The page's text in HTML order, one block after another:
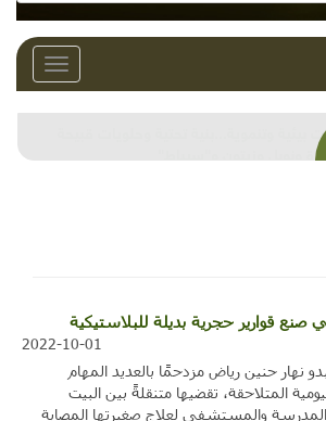
Toggle
بيئية وتنموية...بنية تحتية وحلويات قبيحة
ونوبل وزيتون و"سيباط"
قوارير حجرية بديلة للبلاستيكية
2022-10-01
نهار حنين رياض مزدحمًا بالعديد المهام
المتلاحقة، تقضيها متنقلةً بين البيت
والمستشفى لعلاج صغيرتها المصابة